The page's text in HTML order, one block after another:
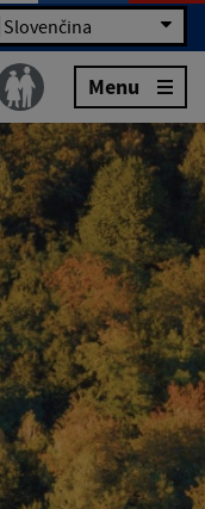
Slovenčina
Menu